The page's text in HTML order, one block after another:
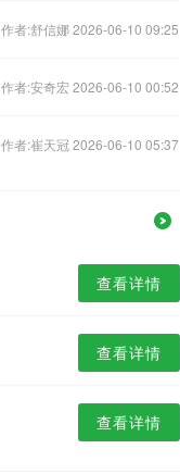
作者:舒信娜 2026-06-10 09:25
作者:安奇宏 2026-06-10 00:52
作者:崔天冠 2026-06-10 05:37
查看详情
查看详情
查看详情